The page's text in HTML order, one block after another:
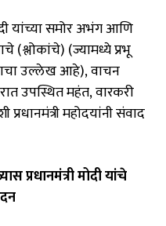
यांच्या समोर अभंग आणि
(श्लोकांचे) (ज्यामध्ये प्रभू
उल्लेख आहे),वाचन
उपस्थित महंत,वारकरी
महोदयांनी संवाद
प्रधानमंत्री मोदी यांचे